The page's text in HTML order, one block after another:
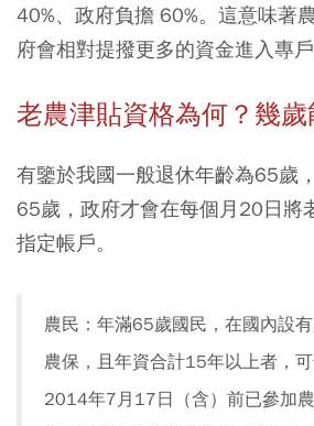
40%、政府負擔 60%。這意味著
府會相對提撥更多的資金進入專戶
老農津貼資格為何？幾
有鑒於我國一般退休年齡為65歲
65歲，政府才會在每個月20日將
指定帳戶。
農民：年滿65歲國民，在國內設
農保，且年資合計15年以上者，可
2014年7月17日（含）前已參加農